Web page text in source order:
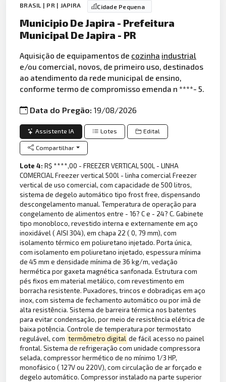
BRASIL | PR | JAPIRA Cidade Pequena
Municipio De Japira - Prefeitura
Municipal De Japira - PR
Aquisição de equipamentos de cozinha industrial
e/ou comercial, novos, de primeiro uso, destinados
ao atendimento da rede municipal de ensino,
conforme termo de compromisso emenda n ****- 5.
Data do Pregão:19/08/2026
Assistente IA Lotes Edital
Compartilhar
Lote 4:R$ ****,00 - FREEZER VERTICAL 500L - LINHA
COMERCIAL Freezer vertical 500l - linha comercial Freezer
vertical de uso comercial, com capacidade de 500 litros,
sistema de degelo automático tipo frost free, dispensando
descongelamento manual. Temperatura de operação para
congelamento de alimentos entre - 16? C e - 24? C. Gabinete
tipo monobloco, revestido interna e externamente em aço
inoxidável ( AISI 304), em chapa 22 ( 0, 79 mm), com
isolamento térmico em poliuretano injetado. Porta única,
com isolamento em poliuretano injetado, espessura mínima
de 45 mm e densidade mínima de 36 kg/m, vedação
hermética por gaxeta magnética sanfonada. Estrutura com
pés fixos em material metálico, com revestimento em
borracha resistente. Puxadores, trincos e dobradiças em aço
inox, com sistema de fechamento automático ou por imã de
alta resistência. Sistema de barreira térmica nos batentes
para evitar condensação, por meio de resistência elétrica de
baixa potência. Controle de temperatura por termostato
regulável, com termômetro digital de fácil acesso no painel
frontal. Sistema de refrigeração com unidade compressora
selada, compressor hermético de no mínimo 1/3 HP,
monofásico ( 127V ou 220V), com circulação de ar forçado e
degelo automático. Compressor instalado na parte superior